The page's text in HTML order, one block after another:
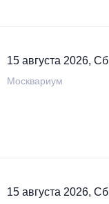
15 августа 2026, Сб
Москвариум
15 августа 2026, Сб